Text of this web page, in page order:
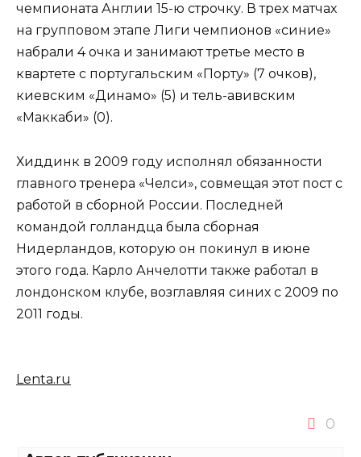
чемпионата Англии 15-ю строчку. В трех матчах
на групповом этапе Лиги чемпионов «синие»
набрали 4 очка и занимают третье место в
квартете с португальским «Порту» (7 очков),
киевским «Динамо» (5) и тель-авивским
«Маккаби» (0).
Хиддинк в 2009 году исполнял обязанности
главного тренера «Челси», совмещая этот пост с
работой в сборной России. Последней
командой голландца была сборная
Нидерландов, которую он покинул в июне
этого года. Карло Анчелотти также работал в
лондонском клубе, возглавляя синих с 2009 по
2011 годы.
Lenta.ru
0